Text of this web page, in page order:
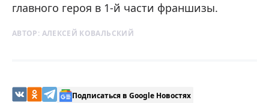
главного героя в 1-й части франшизы.
АВТОР: АЛЕКСЕЙ КОВАЛЬСКИЙ
Подписаться в Google Новостях